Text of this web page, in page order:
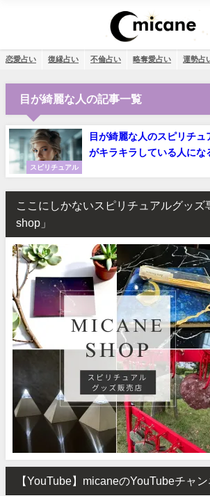
恋愛占い 復縁占い 不倫占い 略奪愛占い 運勢占
目が綺麗な人の記事一覧
スピリチュアル
目が綺麗な人のスピリチュ
がキラキラしている人にな
ここにしかないスピリチュアルグッズ
shop」
【YouTube】micaneのYouTubeチャ